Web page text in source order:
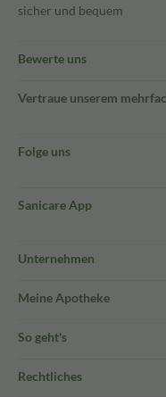
sicher und bequem
Bewerte uns
Vertraue unserem
Folge uns
Sanicare App
Unternehmen
Meine Apotheke
So geht's
Rechtliches